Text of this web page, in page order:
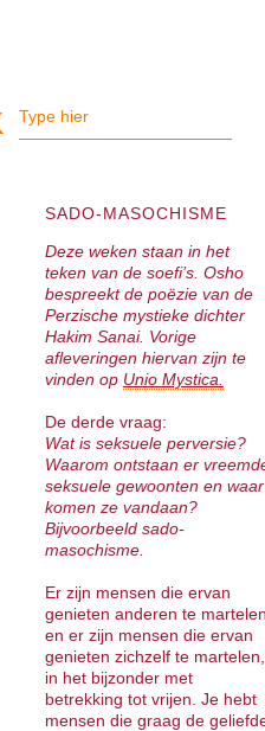
MEDITATIE
SADO-MASOCHISME
Deze weken staan in het
teken van de soefi’s. Osho
bespreekt de poëzie van de
Perzische mystieke dichter
Hakim Sanai. Vorige
afleveringen hiervan zijn te
vinden op Unio Mystica.
De derde vraag:
Wat is seksuele perversie?
Waarom ontstaan er
seksuele gewoonten en waar
komen ze vandaan?
Bijvoorbeeld sado-
masochisme.
Er zijn mensen die ervan
genieten anderen te
en er zijn mensen die ervan
genieten zichzelf te martelen,
in het bijzonder met
betrekking tot vrijen. Je hebt
mensen die graag de